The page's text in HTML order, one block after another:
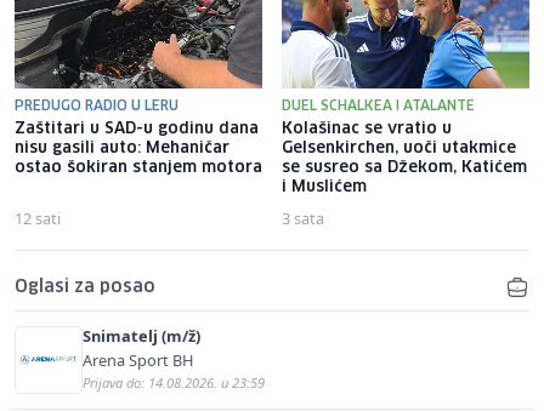
PREDUGO RADIO U LERU
Zaštitari u SAD-u godinu dana
nisu gasili auto: Mehaničar
ostao šokiran stanjem motora
12 sati
DUEL SCHALKEA I ATALANTE
Kolašinac se vratio u
Gelsenkirchen, uoči utakmice
se susreo sa Džekom, Katićem
i Muslićem
3 sata
Oglasi za posao
Snimatelj (m/ž)
Arena Sport BH
Prijava do: 14.08.2026. u 23:59